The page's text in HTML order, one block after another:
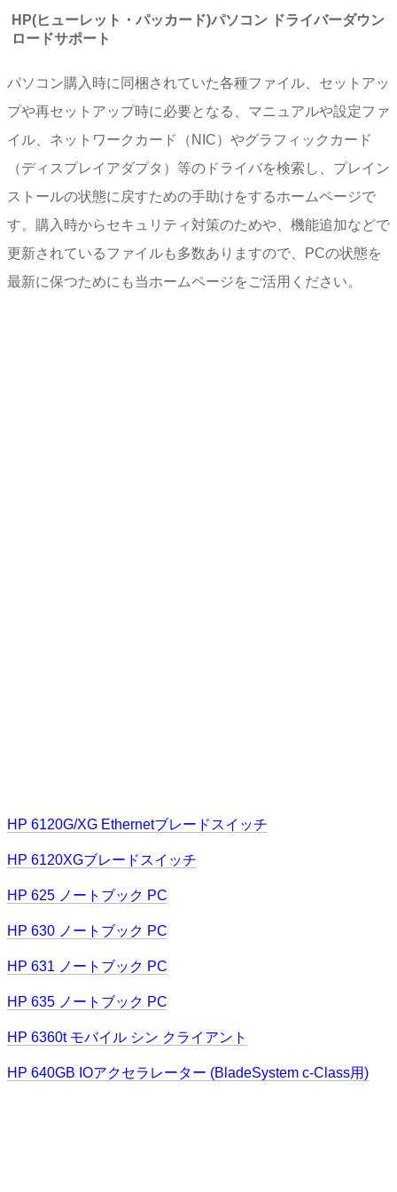
HP(ヒューレット・パッカード)パソコン ドライバーダウン
ロードサポート
パソコン購入時に同梱されていた各種ファイル、セットアッ
プや再セットアップ時に必要となる、マニュアルや設定ファ
イル、ネットワークカード（NIC）やグラフィックカード
（ディスプレイアダプタ）等のドライバを検索し、プレイン
ストールの状態に戻すための手助けをするホームページで
す。購入時からセキュリティ対策のためや、機能追加などで
更新されているファイルも多数ありますので、PCの状態を
最新に保つためにも当ホームページをご活用ください。
HP 6120G/XG Ethernetブレードスイッチ
HP 6120XGブレードスイッチ
HP 625 ノートブック PC
HP 630 ノートブック PC
HP 631 ノートブック PC
HP 635 ノートブック PC
HP 6360t モバイル シン クライアント
HP 640GB IOアクセラレーター (BladeSystem c-Class用)